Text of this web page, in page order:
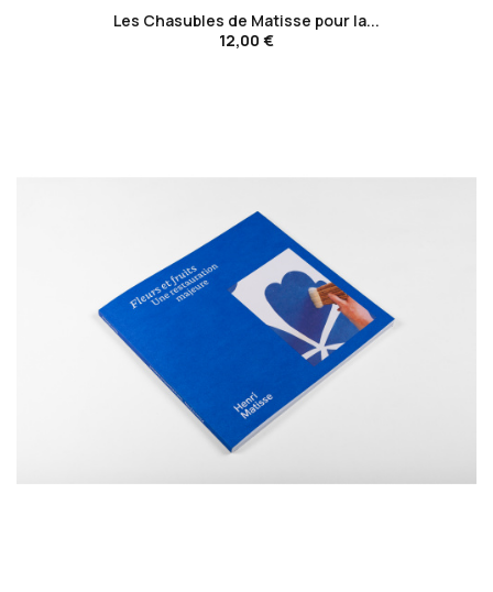
Les Chasubles de Matisse pour la...
12,00 €